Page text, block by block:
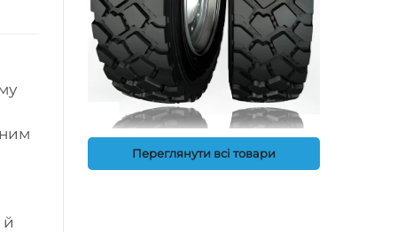
й
Переглянути всі товари